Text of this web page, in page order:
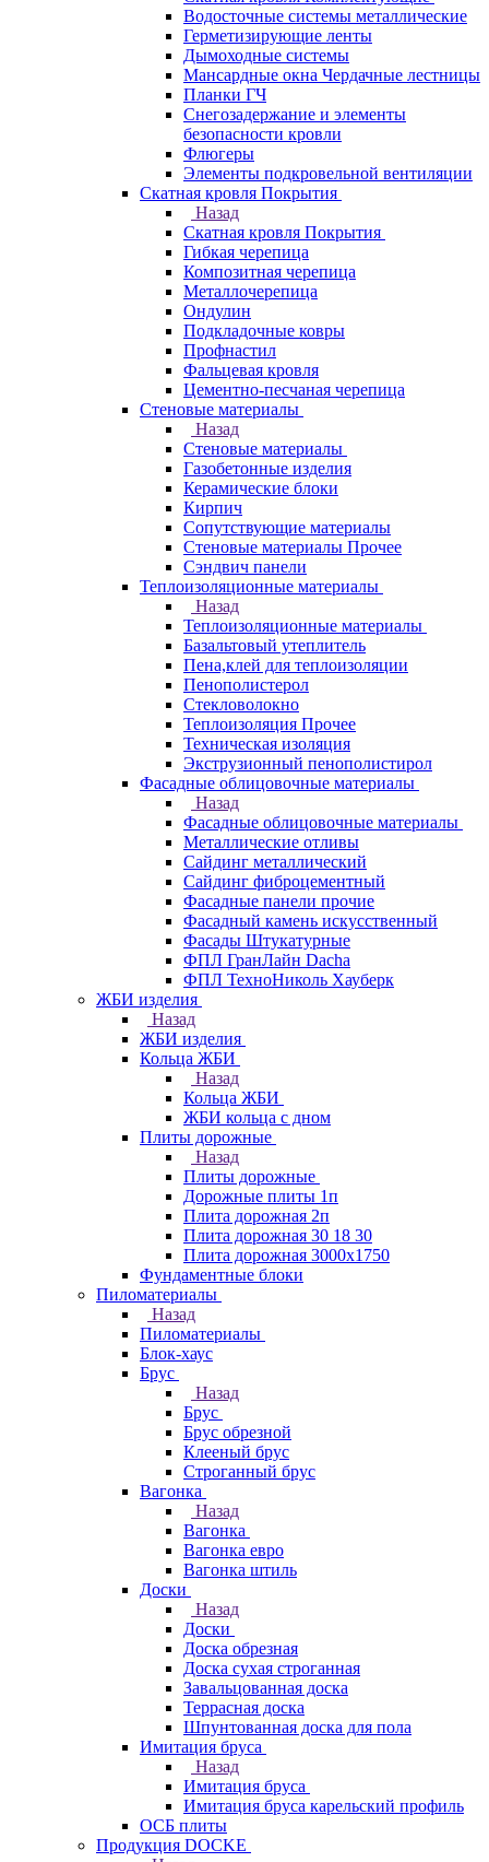
Водосточные системы металлические
Герметизирующие ленты
Дымоходные системы
Мансардные окна Чердачные лестницы
Планки ГЧ
Снегозадержание и элементы
безопасности кровли
Флюгеры
Элементы подкровельной вентиляции
Скатная кровля Покрытия
Назад
Скатная кровля Покрытия
Гибкая черепица
Композитная черепица
Металлочерепица
Ондулин
Подкладочные ковры
Профнастил
Фальцевая кровля
Цементно-песчаная черепица
Стеновые материалы
Назад
Стеновые материалы
Газобетонные изделия
Керамические блоки
Кирпич
Сопутствующие материалы
Стеновые материалы Прочее
Сэндвич панели
Теплоизоляционные материалы
Назад
Теплоизоляционные материалы
Базальтовый утеплитель
Пена,клей для теплоизоляции
Пенополистерол
Стекловолокно
Теплоизоляция Прочее
Техническая изоляция
Экструзионный пенополистирол
Фасадные облицовочные материалы
Назад
Фасадные облицовочные материалы
Металлические отливы
Сайдинг металлический
Сайдинг фиброцементный
Фасадные панели прочие
Фасадный камень искусственный
Фасады Штукатурные
ФПЛ ГранЛайн Dacha
ФПЛ ТехноНиколь Хауберк
ЖБИ изделия
Назад
ЖБИ изделия
Кольца ЖБИ
Назад
Кольца ЖБИ
ЖБИ кольца с дном
Плиты дорожные
Назад
Плиты дорожные
Дорожные плиты 1п
Плита дорожная 2п
Плита дорожная 30 18 30
Плита дорожная 3000х1750
Фундаментные блоки
Пиломатериалы
Назад
Пиломатериалы
Блок-хаус
Брус
Назад
Брус
Брус обрезной
Клееный брус
Строганный брус
Вагонка
Назад
Вагонка
Вагонка евро
Вагонка штиль
Доски
Назад
Доски
Доска обрезная
Доска сухая строганная
Завальцованная доска
Террасная доска
Шпунтованная доска для пола
Имитация бруса
Назад
Имитация бруса
Имитация бруса карельский профиль
ОСБ плиты
Продукция DOCKE